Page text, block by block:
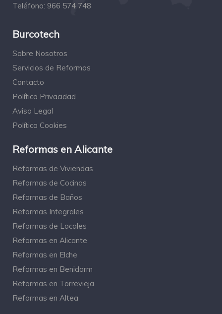
Teléfono: 966 574 748
Burcotech
Sobre Nosotros
Servicios de Reformas
Contacto
Política Privacidad
Aviso Legal
Política Cookies
Reformas en Alicante
Reformas de Viviendas
Reformas de Cocinas
Reformas de Baños
Reformas Integrales
Reformas de Locales
Reformas en Alicante
Reformas en Elche
Reformas en Benidorm
Reformas en Torrevieja
Reformas en Altea